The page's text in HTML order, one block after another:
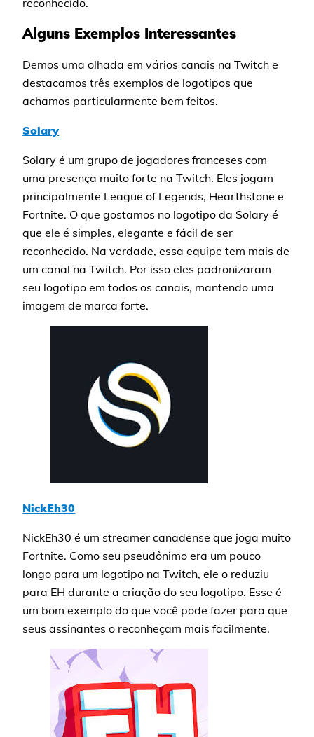
reconhecido.
Alguns Exemplos Interessantes
Demos uma olhada em vários canais na Twitch e
destacamos três exemplos de logotipos que
achamos particularmente bem feitos.
Solary
Solary é um grupo de jogadores franceses com
uma presença muito forte na Twitch. Eles jogam
principalmente League of Legends, Hearthstone e
Fortnite. O que gostamos no logotipo da Solary é
que ele é simples, elegante e fácil de ser
reconhecido. Na verdade, essa equipe tem mais de
um canal na Twitch. Por isso eles padronizaram
seu logotipo em todos os canais, mantendo uma
imagem de marca forte.
NickEh30
NickEh30 é um streamer canadense que joga muito
Fortnite. Como seu pseudônimo era um pouco
longo para um logotipo na Twitch, ele o reduziu
para EH durante a criação do seu logotipo. Esse é
um bom exemplo do que você pode fazer para que
seus assinantes o reconheçam mais facilmente.